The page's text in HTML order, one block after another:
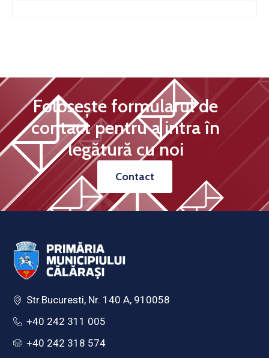
Folosește formularul de
contact pentru a intra în
legătură cu noi
Contact
Str.Bucuresti, Nr. 140 A, 910058
+40 242 311 005
+40 242 318 574